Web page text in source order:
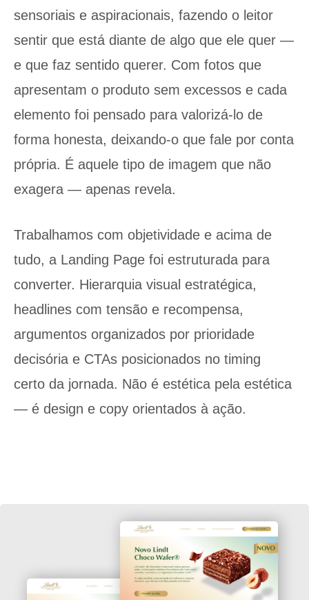
sensoriais e aspiracionais, fazendo o leitor
sentir que está diante de algo que ele quer —
e que faz sentido querer. Com fotos que
apresentam o produto sem excessos e cada
elemento foi pensado para valorizá-lo de
forma honesta, deixando-o que fale por conta
própria. É aquele tipo de imagem que não
exagera — apenas revela.
Trabalhamos com objetividade e acima de
tudo, a Landing Page foi estruturada para
converter. Hierarquia visual estratégica,
headlines com tensão e recompensa,
argumentos organizados por prioridade
decisória e CTAs posicionados no timing
certo da jornada. Não é estética pela estética
— é design e copy orientados à ação.